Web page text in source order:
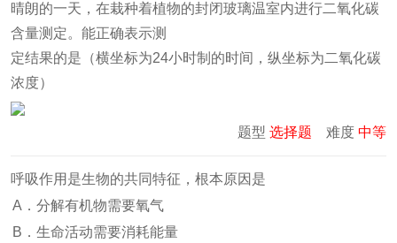
晴朗的一天，在栽种着植物的封闭玻璃温室内进行二氧化碳
含量测定。能正确表示测
定结果的是（横坐标为24小时制的时间，纵坐标为二氧化碳
浓度）
题型 选择题 难度 中等
呼吸作用是生物的共同特征，根本原因是
A．分解有机物需要氧气
B．生命活动需要消耗能量